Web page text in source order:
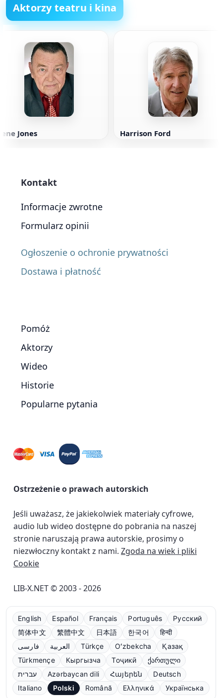
Aktorzy teatru i kina
Jones Harrison Ford
Kontakt
Informacje zwrotne
Formularz opinii
Ogłoszenie o ochronie prywatności
Dostawa i płatność
Pomóż
Aktorzy
Wideo
Historie
Popularne pytania
Ostrzeżenie o prawach autorskich
Jeśli uważasz, że jakiekolwiek materiały cyfrowe,
audio lub wideo dostępne do pobrania na naszej
stronie naruszają prawa autorskie, prosimy o
niezwłoczny kontakt z nami. Zgoda na wiek i pliki
Cookie
LIB-X.NET © 2003 - 2026
English Español Français Português
Русский
简体中文
繁體中文 日本語 한국어
हिन्दी
فارسی
العربية Türkçe Oʻzbekcha
Қазақ
Türkmençe
Кыргызча Тоҷикӣ
ქართული
עברית
Azərbaycan dili Հայերեն
Deutsch
Italiano
Polski Română Ελληνικά Українська